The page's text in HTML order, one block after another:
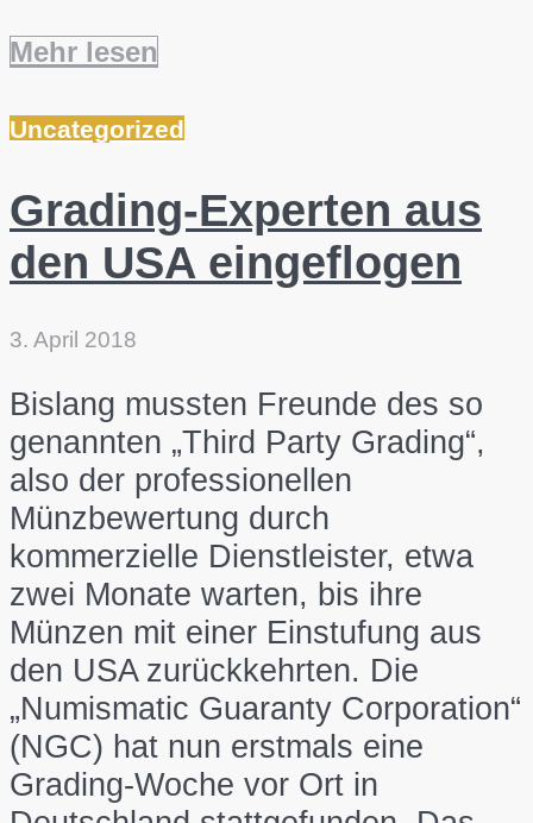
Mehr lesen
Uncategorized
Grading-Experten aus
den USA eingeflogen
3. April 2018
Bislang mussten Freunde des so
genannten „Third Party Grading“,
also der professionellen
Münzbewertung durch
kommerzielle Dienstleister, etwa
zwei Monate warten, bis ihre
Münzen mit einer Einstufung aus
den USA zurückkehrten. Die
„Numismatic Guaranty Corporation“
(NGC) hat nun erstmals eine
Grading-Woche vor Ort in